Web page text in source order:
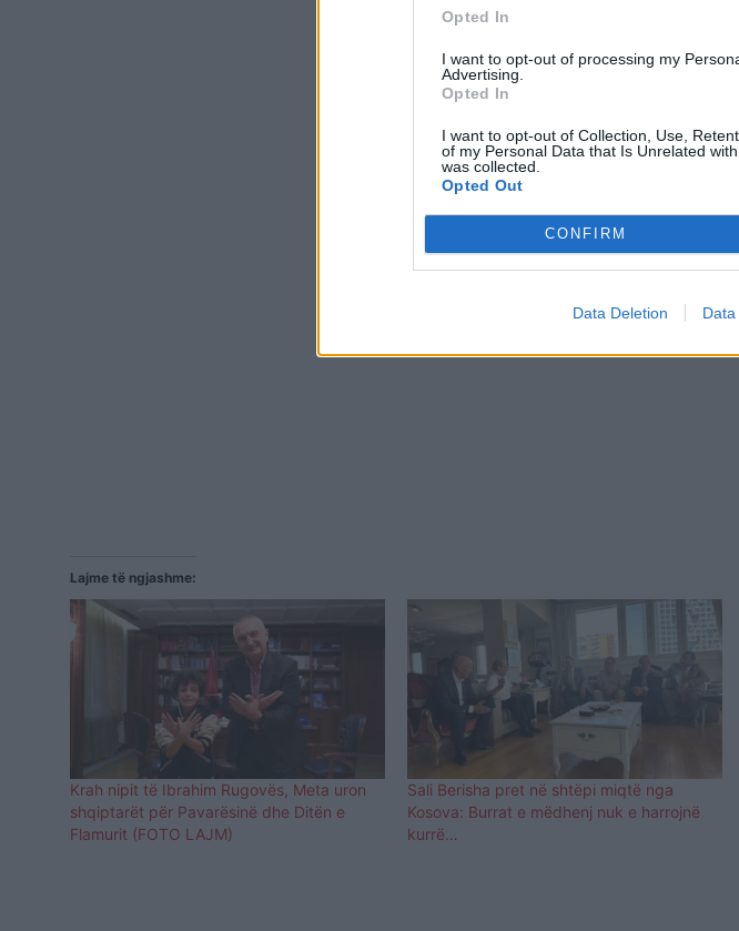
Opted In
I want to opt-out of processing my
Advertising.
Opted In
I want to opt-out of Collection, Use,
of my Personal Data that Is Unrelated
was collected.
Opted Out
CONFIRM
Data Deletion Data
Lajme të ngjashme:
Krah nipit të Ibrahim Rugovës, Meta uron
shqiptarët për Pavarësinë dhe Ditën e
Flamurit (FOTO LAJM)
Sali Berisha pret në shtëpi miqtë nga
Kosova: Burrat e mëdhenj nuk e harrojnë
kurrë…